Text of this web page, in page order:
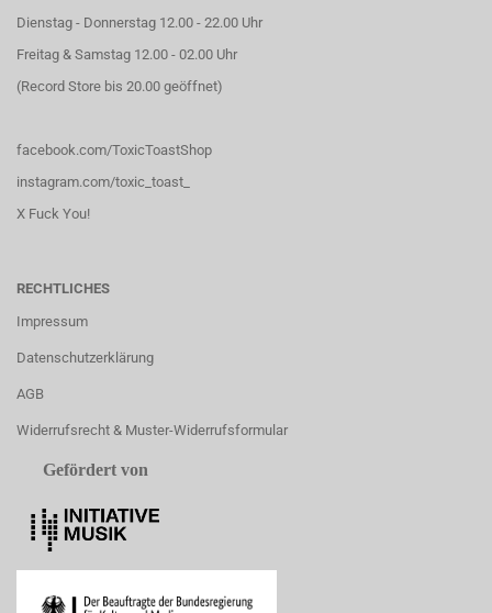
Dienstag - Donnerstag 12.00 - 22.00 Uhr
Freitag & Samstag 12.00 - 02.00 Uhr
(Record Store bis 20.00 geöffnet)
facebook.com/ToxicToastShop
instagram.com/toxic_toast_
X Fuck You!
RECHTLICHES
Impressum
Datenschutzerklärung
AGB
Widerrufsrecht & Muster-Widerrufsformular
Gefördert von